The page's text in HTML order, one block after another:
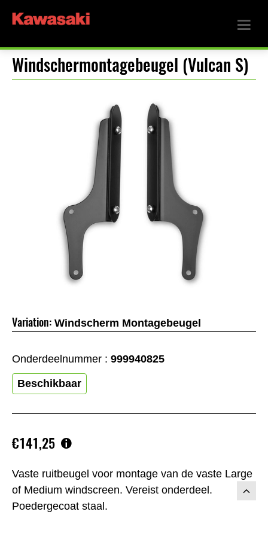
Windschermontagebeugel (Vulcan S)
Vaste ruitbeugel voor montage van de vaste Large
of Medium windscreen. Vereist onderdeel.
Poedergecoat staal.
€141,25
Variation: Windscherm Montagebeugel
Onderdeelnummer : 999940825
Beschikbaar